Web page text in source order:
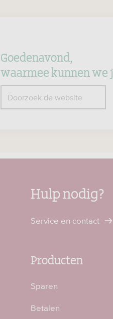
Goedenavond,
waarmee kunnen we
Doorzoek de website
Hulp nodig?
Service en contact
Producten
Sparen
Betalen